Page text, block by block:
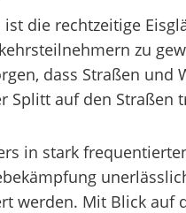
die rechtzeitige
zu
dass Straßen und
Splitt auf den
in stark
werden. Mit Blick auf